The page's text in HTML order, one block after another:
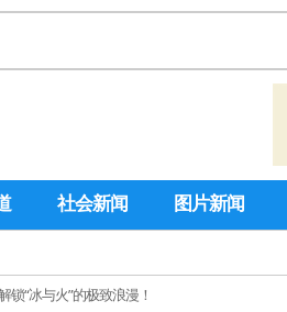
社会新闻 图片新闻
“冰与火”的极致浪漫！